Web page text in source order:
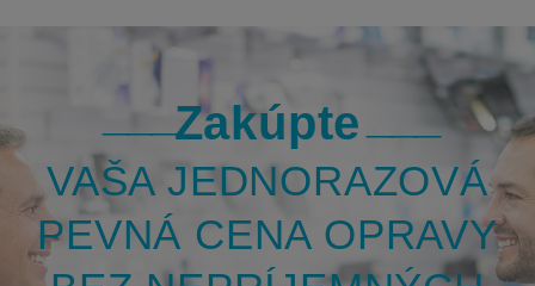
Zakúpte
VAŠA JEDNORAZOVÁ
PEVNÁ CENA OPRAVY